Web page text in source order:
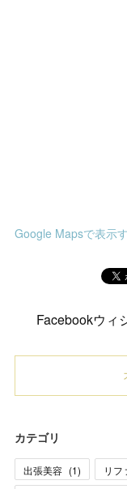
Google Mapsで表示
Facebookウィ
カテゴリ
出張美容 (1) リフ